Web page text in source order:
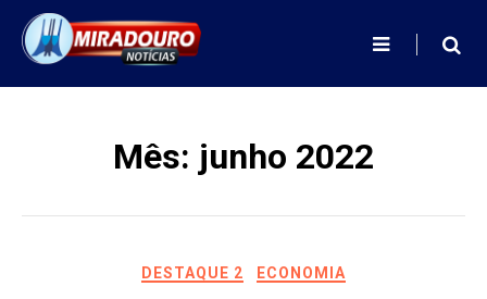
content
Mês: junho 2022
DESTAQUE 2 ECONOMIA